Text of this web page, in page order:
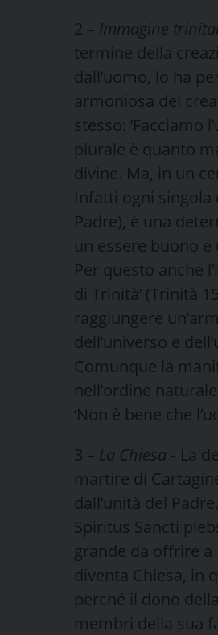
2 – Immagine
termine della
dall’uomo, lo ha
armoniosa del
stesso: ’Facciamo
plurale è quanto
divine. Ma, in un
Infatti ogni singola
Padre), è una
un essere buono
Per questo anche
di Trinità’ (Trinità
raggiungere
dell’universo e
Comunque la
nell’ordine
‘Non è bene che
3 – La Chiesa ‑ La
martire di
dall’unità del
Spiritus Sancti
grande da offrire a
diventa Chiesa, in
perché il dono
membri della sua